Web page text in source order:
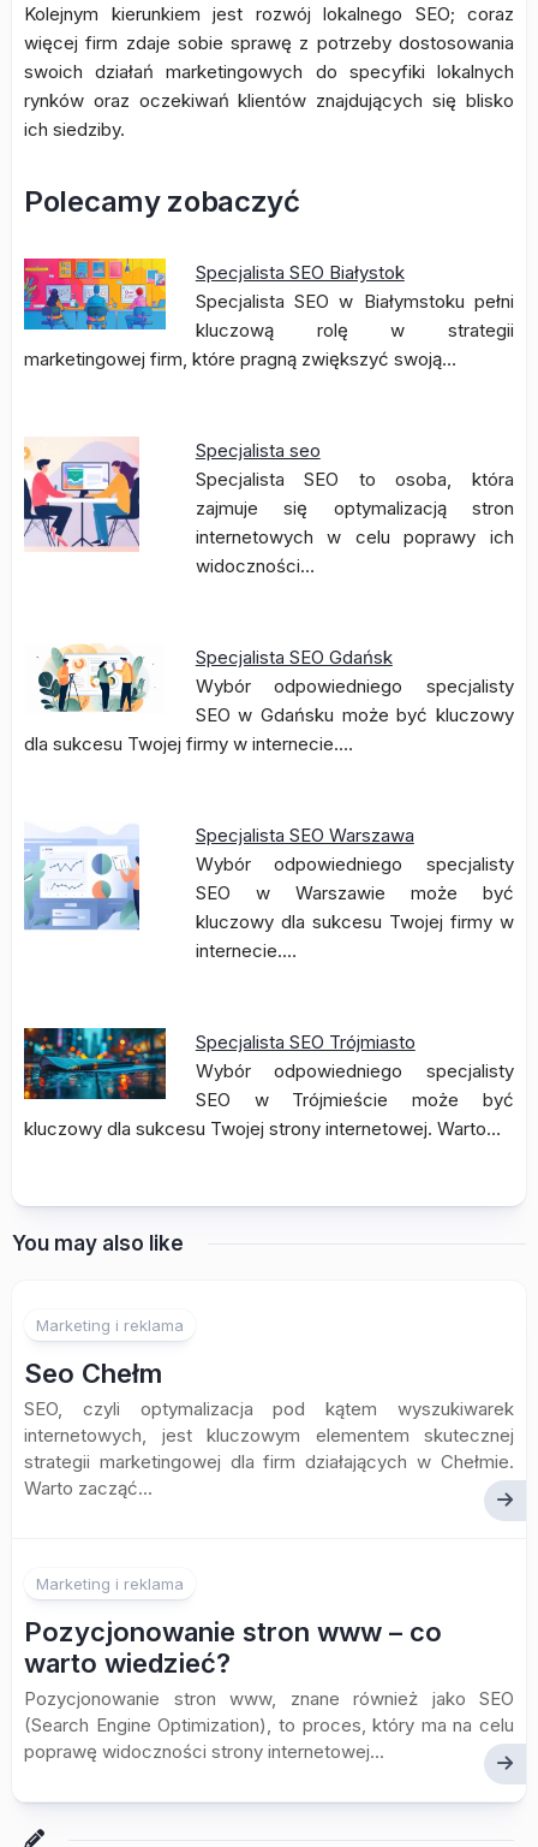
Kolejnym kierunkiem jest rozwój lokalnego SEO; coraz
więcej firm zdaje sobie sprawę z potrzeby dostosowania
swoich działań marketingowych do specyfiki lokalnych
rynków oraz oczekiwań klientów znajdujących się blisko
ich siedziby.
Polecamy zobaczyć
Specjalista SEO Białystok
Specjalista SEO w Białymstoku pełni
kluczową rolę w strategii
marketingowej firm, które pragną zwiększyć swoją…
Specjalista seo
Specjalista SEO to osoba, która
zajmuje się optymalizacją stron
internetowych w celu poprawy ich
widoczności…
Specjalista SEO Gdańsk
Wybór odpowiedniego specjalisty
SEO w Gdańsku może być kluczowy
dla sukcesu Twojej firmy w internecie.…
Specjalista SEO Warszawa
Wybór odpowiedniego specjalisty
SEO w Warszawie może być
kluczowy dla sukcesu Twojej firmy w
internecie.…
Specjalista SEO Trójmiasto
Wybór odpowiedniego specjalisty
SEO w Trójmieście może być
kluczowy dla sukcesu Twojej strony internetowej. Warto…
You may also like
Marketing i reklama
Seo Chełm
SEO, czyli optymalizacja pod kątem wyszukiwarek
internetowych, jest kluczowym elementem skutecznej
strategii marketingowej dla firm działających w Chełmie.
Warto zacząć...
Marketing i reklama
Pozycjonowanie stron www – co
warto wiedzieć?
Pozycjonowanie stron www, znane również jako SEO
(Search Engine Optimization), to proces, który ma na celu
poprawę widoczności strony internetowej...